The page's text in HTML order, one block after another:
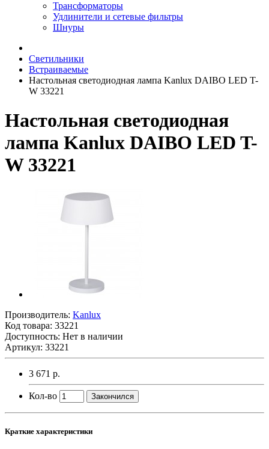
Трансформаторы
Удлинители и сетевые фильтры
Шнуры
Светильники
Встраиваемые
Настольная светодиодная лампа Kanlux DAIBO LED T-
W 33221
Настольная светодиодная
лампа Kanlux DAIBO LED T-
W 33221
Производитель: Kanlux
Код товара: 33221
Доступность: Нет в наличии
Артикул: 33221
3 671 р.
Кол-во Закончился
Краткие характеристики